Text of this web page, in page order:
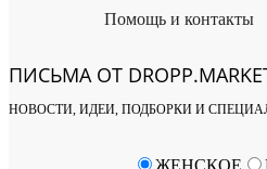
Помощь и контакты
ПИСЬМА ОТ
НОВОСТИ, ИДЕИ, ПОДБОРКИ И